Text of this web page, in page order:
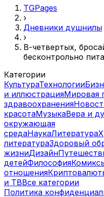
TGPages
›
Дневники душнилы
›
В-четвертых,
бесконтрольно
Категории
КультураТехнологии
и иллюстрацияМировая
здравоохранения
красотаМузыкаВера и
окружающая
средаНаукаЛитература
литератураЗдоровый
жизниДизайн
детейФилософия
отношения
и ТВВсе категории
Политика